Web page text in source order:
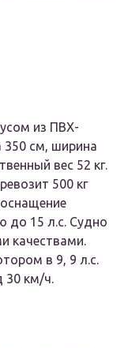
из ПВХ-
350 см, ширина
вес 52 кг.
500 кг
до 15 л.с. Судно
качествами.
в 9, 9 л.с.
30 км/ч.